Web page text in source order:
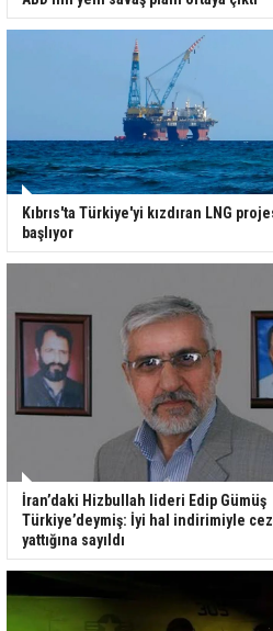
Kıbrıs'ta Türkiye'yi kızdıran LNG
başlıyor
İran’daki Hizbullah lideri Edip Gümüş
Türkiye’deymiş: İyi hal indirimiyle
yattığına sayıldı